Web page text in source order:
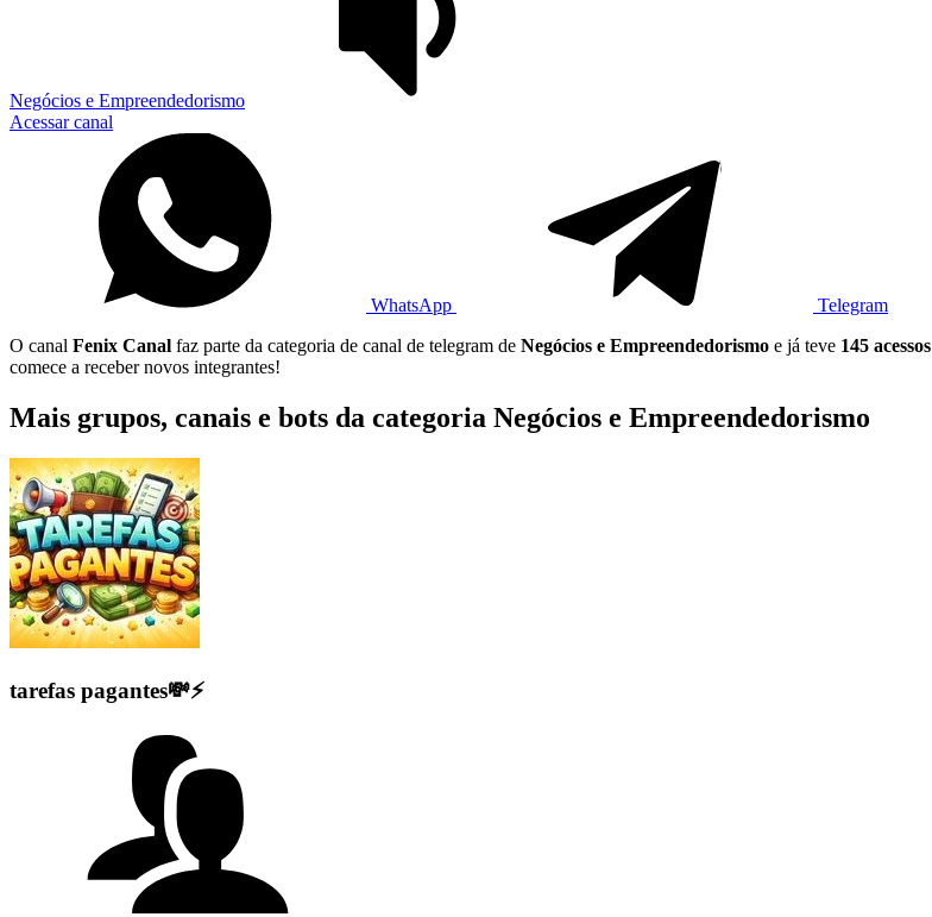
Negócios e Empreendedorismo
Acessar canal
WhatsApp
Telegram
O canal Fenix Canal faz parte da categoria de canal de telegram de Negócios e Empreendedorismo e já teve 145 acessos
comece a receber novos integrantes!
Mais grupos, canais e bots da categoria Negócios e Empreendedorismo
tarefas pagantes💸⚡️